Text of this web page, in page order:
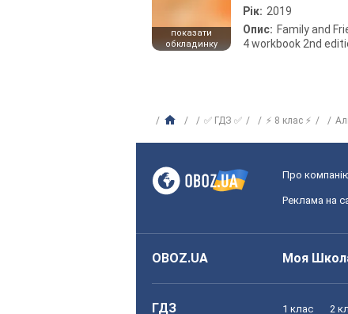
показати
обкладинку
Рік: 2019
Опис: Family and
4 workbook 2nd
✅ ГДЗ ✅ ⚡ 8 клас ⚡
Про
Реклама на
OBOZ.UA Моя
ГДЗ 1 клас 2